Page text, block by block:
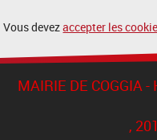
Vous devezaccepter les
MAIRIE DE COGGIA -
,